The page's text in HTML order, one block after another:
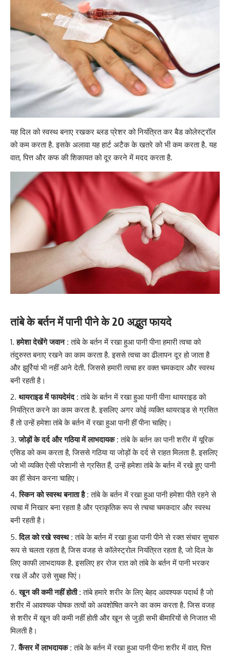
यहदिल को स्वस्थ बनाएरखकर ब्लड प्रेशर को नियंत्रित कर बैड कोलेस्ट्रॉल
को कम करता है. इसके अलावा यह हार्ट अटैक के खतरे को भी कम करता है. यह
वात, पित्त और कफ की शिकायत को दूर करने में मदद करता है.
तांबे के बर्तन में पानी पीने के 20 अद्भुत फायदे
हमेशा देखेंगे जवान :तांबे के बर्तन में रखा हुआ पानी पीना हमारी त्वचा को
तंदुरुस्त बनाए रखने का काम करता है. इससे त्वचा का ढीलापन दूर हो जाता है
और झुर्रियां भी नहीं आने देती. जिससे हमारी त्वचा हर वक्त चमकदार और स्वस्थ
बनी रहती है।
थायराइड में फायदेमंद :तांबे के बर्तन में रखा हुआ पानी पीना थायराइड को
नियंत्रित करने का काम करता है. इसलिए अगर कोई व्यक्ति थायराइड से ग्रसित
हैं तो उन्हें हमेशा तांबे के बर्तन में रखा हुआ पानी हीं पीना चाहिए।
जोड़ों के दर्द और गठिया में लाभदायक :तांबे के बर्तन का पानी शरीर में यूरिक
एसिड को कम करता है, जिससे गठिया या जोड़ों के दर्द से राहत मिलता है. इसलिए
जो भी व्यक्ति ऐसी परेशानी से ग्रसित हैं, उन्हें हमेशा तांबे के बर्तन में रखे हुए पानी
का हीं सेवन करना चाहिए।
स्किन को स्वस्थ बनाता है :तांबे के बर्तन में रखा हुआ पानी हमेशा पीते रहने से
त्वचा में निखार बना रहता है और प्राकृतिक रूप से त्चचा चमकदार और स्वस्थ
बनी रहती है।
दिल को रखे स्वस्थ :तांबे के बर्तन में रखा हुआ पानी पीने से रक्त संचार सुचारु
रूप से चलता रहता है, जिस वजह से कॉलेस्ट्रोल नियंत्रित रहता है, जो दिल के
लिए काफी लाभदायक है. इसलिए हर रोज रात को तांबे के बर्तन में पानी भरकर
रख लें और उसे सुबह पिएं।
खून की कमी नहीं होती :तांबे हमारे शरीर के लिए बेहद आवश्यक पदार्थ है जो
शरीर में आवश्यक पोषक तत्वों को अवशोषित करने का काम करता है. जिस वजह
से शरीर में खून की कमी नहीं होती और खून से जुड़ी सभी बीमारियों से निजात भी
मिलती है।
कैंसर में लाभदायक :तांबे के बर्तन में रखा हुआ पानी पीना शरीर में वात, पित्त